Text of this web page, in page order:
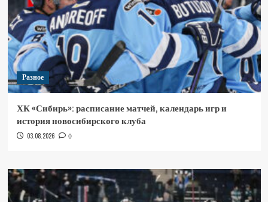
Разное
ХК «Сибирь»: расписание матчей, календарь игр и
история новосибирского клуба
03.08.2026 0